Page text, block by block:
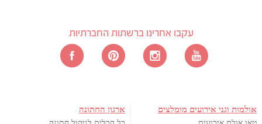
עקבו אחרינו ברשתות החברתיות
אולמות וגני אירועים מומלצים ארגון החתונה